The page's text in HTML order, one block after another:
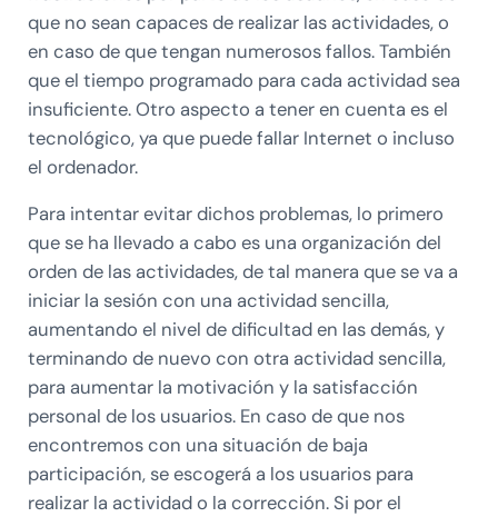
que no sean capaces de realizar las actividades, o
en caso de que tengan numerosos fallos. También
que el tiempo programado para cada actividad sea
insuficiente. Otro aspecto a tener en cuenta es el
tecnológico, ya que puede fallar Internet o incluso
el ordenador.
Para intentar evitar dichos problemas, lo primero
que se ha llevado a cabo es una organización del
orden de las actividades, de tal manera que se va a
iniciar la sesión con una actividad sencilla,
aumentando el nivel de dificultad en las demás, y
terminando de nuevo con otra actividad sencilla,
para aumentar la motivación y la satisfacción
personal de los usuarios. En caso de que nos
encontremos con una situación de baja
participación, se escogerá a los usuarios para
realizar la actividad o la corrección. Si por el